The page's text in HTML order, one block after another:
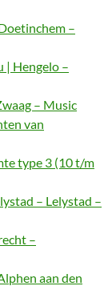
–
| Hengelo –
– Music
van
type 3 (10 t/m
– Lelystad –
–
aan den